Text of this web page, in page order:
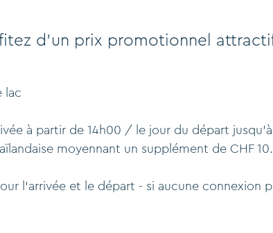
d'un prix promotionnel
lac
à partir de 14h00 / le jour du départ
moyennant un supplément de CHF
l'arrivée et le départ - si aucune connexion